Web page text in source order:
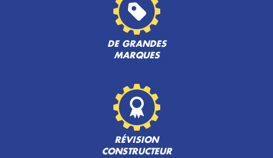
DE GRANDES
MARQUES
RÉVISION
CONSTRUCTEUR